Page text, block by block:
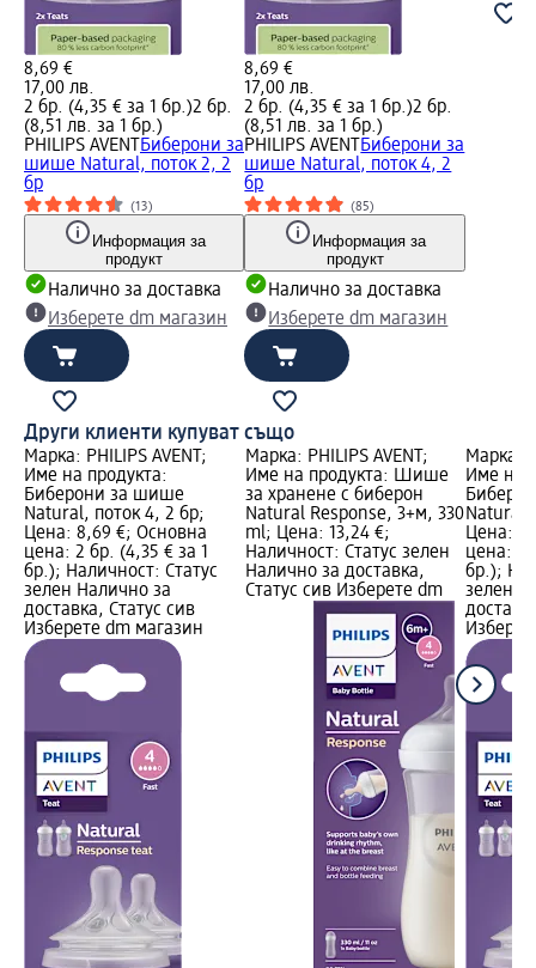
8,69 €
17,00 лв.
2 бр. (4,35 € за 1 бр.)2 бр.
(8,51 лв. за 1 бр.)
PHILIPS AVENT Биберони за
шише Natural, поток 2, 2
бр
(13)
Информация за
продукт
Налично за доставка
Изберете dm магазин
8,69 €
17,00 лв.
2 бр. (4,35 € за 1 бр.)2 бр.
(8,51 лв. за 1 бр.)
PHILIPS AVENT Биберони за
шише Natural, поток 4, 2
бр
(85)
Информация за
продукт
Налично за доставка
Изберете dm магазин
Други клиенти купуват също
Марка: PHILIPS AVENT;
Име на продукта:
Биберони за шише
Natural, поток 4, 2 бр;
Цена: 8,69 €; Основна
цена: 2 бр. (4,35 € за 1
бр.); Наличност: Статус
зелен Налично за
доставка, Статус сив
Изберете dm магазин
Марка: PHILIPS AVENT;
Име на продукта: Шише
за хранене с биберон
Natural Response, 3+м, 330
ml; Цена: 13,24 €;
Наличност: Статус зелен
Налично за доставка,
Статус сив Изберете dm
Марка:
Име на
Natural,
Цена:
цена: 2
бр.);
зелен